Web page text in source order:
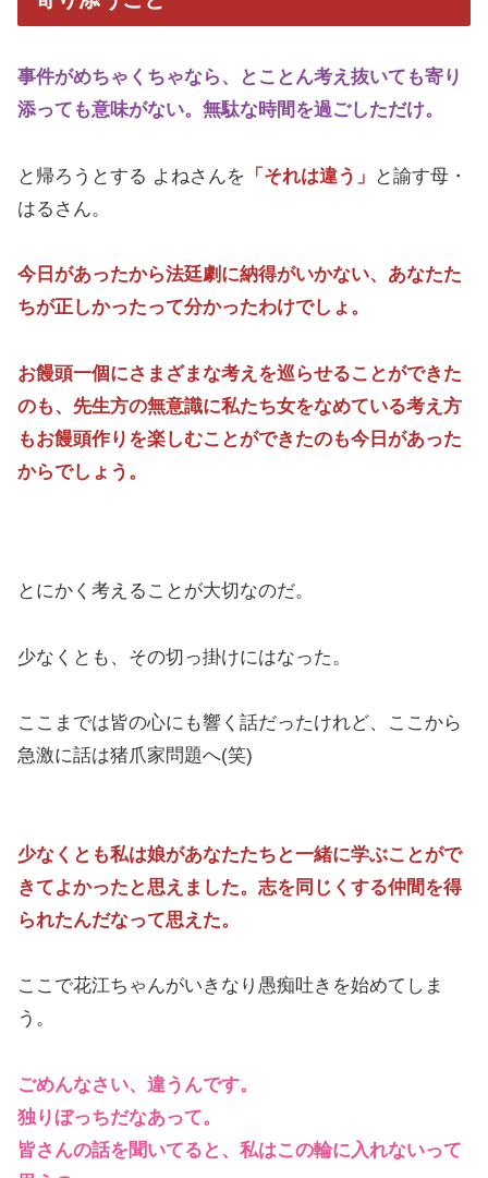
事件がめちゃくちゃなら、とことん考え抜いても寄り
添っても意味がない。無駄な時間を過ごしただけ。
と帰ろうとする よねさんを 「それは違う」
と諭す母・
はるさん。
今日があったから法廷劇に納得がいかない、あなたた
ちが正しかったって分かったわけでしょ。
お饅頭一個にさまざまな考えを巡らせることができた
のも、先生方の無意識に私たち女をなめている考え方
もお饅頭作りを楽しむことができたのも今日があった
からでしょう。
とにかく考えることが大切なのだ。
少なくとも、その切っ掛けにはなった。
ここまでは皆の心にも響く話だったけれど、ここから
急激に話は猪爪家問題へ(笑)
少なくとも私は娘があなたたちと一緒に学ぶことがで
きてよかったと思えました。志を同じくする仲間を得
られたんだなって思えた。
ここで花江ちゃんがいきなり愚痴吐きを始めてしま
う。
ごめんなさい、違うんです。
独りぼっちだなあって。
皆さんの話を聞いてると、私はこの輪に入れないって